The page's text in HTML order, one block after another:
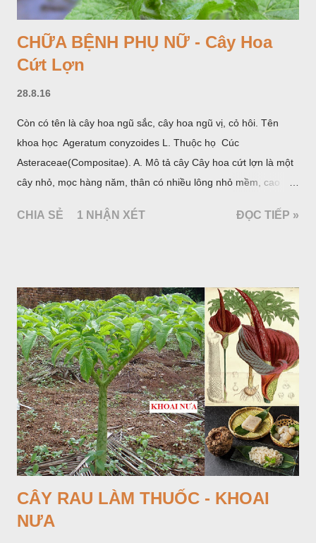
CHỮA BỆNH PHỤ NỮ - Cây Hoa
Cứt Lợn
28.8.16
Còn có tên là cây hoa ngũ sắc, cây hoa ngũ vị, cỏ hôi. Tên
khoa học Ageratum conyzoides L. Thuộc họ Cúc
Asteraceae(Compositae). A. Mô tả cây Cây hoa cứt lợn là một
cây nhỏ, mọc hàng năm, thân có nhiều lông nhỏ mềm, cao
đối hình trứng hay 3 cạnh, dài 2-6cm, rộng 1-3cm, mép có
CHIA SẺ 1 NHẬN XÉT ĐỌC TIẾP »
CÂY RAU LÀM THUỐC - KHOAI
NƯA